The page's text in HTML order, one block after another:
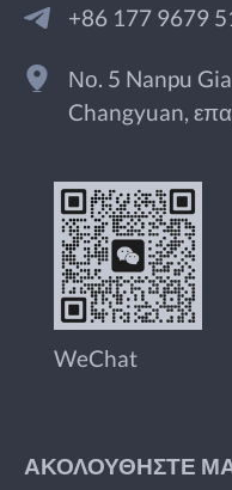
+86 177 9679
Νο. 5 Nanpu
Changyuan,
WeChat
ΑΚΟΛΟΥΘΉΣΤΕ